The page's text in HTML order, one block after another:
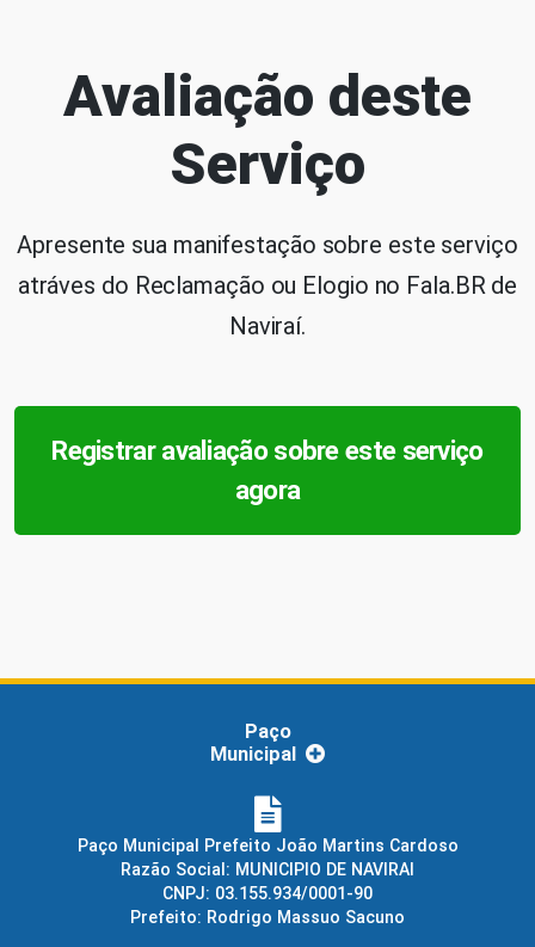
Avaliação deste
Serviço
Apresente sua manifestação sobre este serviço
atráves do Reclamação ou Elogio no Fala.BR de
Naviraí.
Registrar avaliação sobre este serviço
agora
Paço
Municipal
Paço Municipal Prefeito João Martins Cardoso
Razão Social: MUNICIPIO DE NAVIRAI
CNPJ: 03.155.934/0001-90
Prefeito: Rodrigo Massuo Sacuno